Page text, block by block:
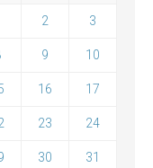
2 3
9 10
16 17
23 24
30 31